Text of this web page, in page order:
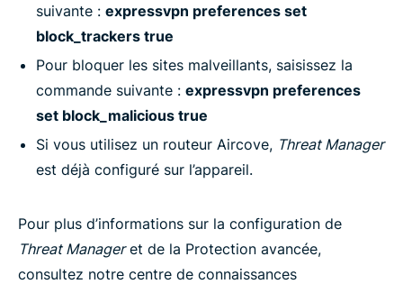
suivante : expressvpn preferences set
block_trackers true
Pour bloquer les sites malveillants, saisissez la
commande suivante : expressvpn preferences
set block_malicious true
Si vous utilisez un routeur Aircove, Threat Manager
est déjà configuré sur l’appareil.
Pour plus d’informations sur la configuration de
Threat Manageret de la Protection avancée,
consultez notre centre de connaissances